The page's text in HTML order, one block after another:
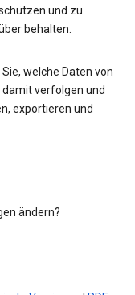
und zu
behalten.
welche Daten von
verfolgen und
exportieren und
ändern?